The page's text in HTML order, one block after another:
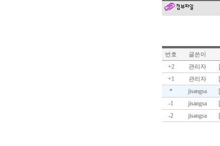
번호
글쓴이
+2
관리자
+1
관리자
*
jisangsa
-1
jisangsa
-2
jisangsa